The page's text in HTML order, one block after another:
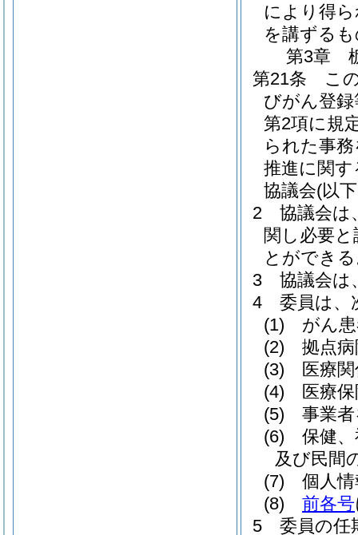
により得
を講ずる
第3章
第21条
こ
びがん登
第2項に規
られた事
推進に関
協議会(以
2
協議会は
関し必要
とができ
3
協議会は
4
委員は、
(1)
がん
(2)
拠点
(3)
医療
(4)
医療
(5)
事業
(6)
保健
及び民間
(7)
個人
(8)
前各号
5
委員の任